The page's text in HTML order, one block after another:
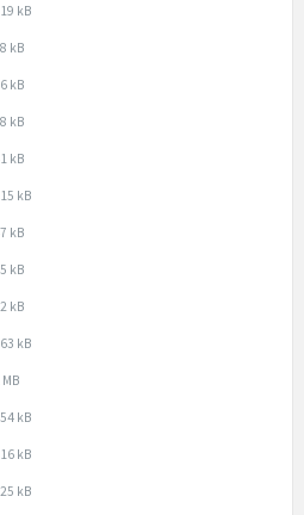
kB
kB
kB
kB
kB
kB
kB
kB
kB
kB
MB
kB
kB
kB